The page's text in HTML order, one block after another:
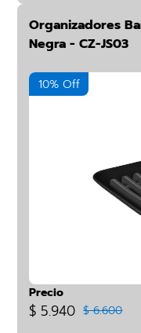
Organizadores
Negra - CZ-JS03
10% Off
Precio
$ 5.940 $ 6.600